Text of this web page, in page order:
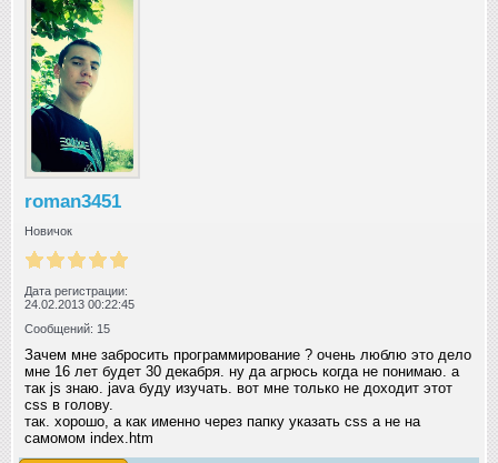
roman3451
Новичок
Дата регистрации:
24.02.2013 00:22:45
Сообщений: 15
Зачем мне забросить программирование ? очень люблю это дело
мне 16 лет будет 30 декабря. ну да агрюсь когда не понимаю. а
так js знаю. java буду изучать. вот мне только не доходит этот
css в голову.
так. хорошо, а как именно через папку указать css а не на
самомом index.htm